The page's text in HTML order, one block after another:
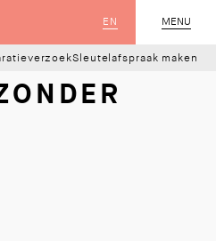
MENU
SLUIT
EN
Sleutelafspraak maken